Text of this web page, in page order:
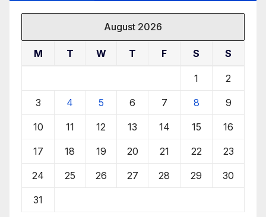
August 2026
M T W T F S S
1 2
3 4 5 6 7 8 9
10 11 12 13 14 15 16
17 18 19 20 21 22 23
24 25 26 27 28 29 30
31